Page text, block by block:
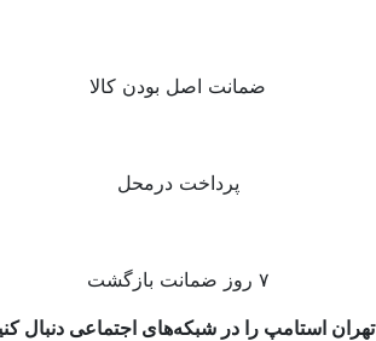
ضمانت اصل بودن کالا
پرداخت درمحل
۷ روز ضمانت بازگشت
تهران استامپ را در شبکه‌های اجتماعی دنبال